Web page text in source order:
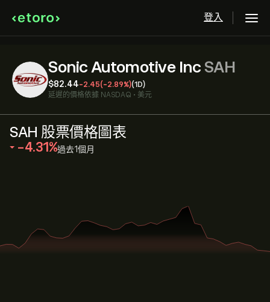
登入
Sonic Automotive Inc SAH
‎$‎82.44-2.45(-2.89%)(1D)
延遲的價格依據 NASDAQ • 美元
SAH 股票價格圖表
‎-4.31‎ 過去1個月